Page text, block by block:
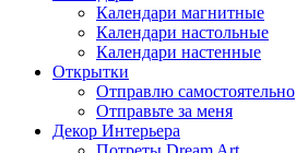
Календари магнитные
Календари настольные
Календари настенные
Открытки
Отправлю самостоятельно
Отправьте за меня
Декор Интерьера